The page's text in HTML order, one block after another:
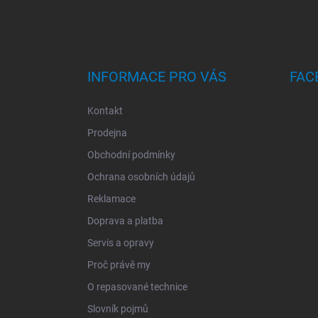
INFORMACE PRO VÁS
Kontakt
Prodejna
Obchodní podmínky
Ochrana osobních údajů
Reklamace
Doprava a platba
Servis a opravy
Proč právě my
O repasované technice
Slovník pojmů